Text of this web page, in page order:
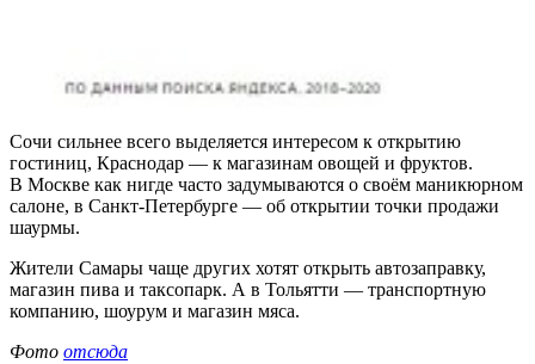
Сочи сильнее всего выделяется интересом к открытию
гостиниц, Краснодар — к магазинам овощей и фруктов.
В Москве как нигде часто задумываются о своём маникюрном
салоне, в Санкт-Петербурге — об открытии точки продажи
шаурмы.
Жители Самары чаще других хотят открыть автозаправку,
магазин пива и таксопарк. А в Тольятти — транспортную
компанию, шоурум и магазин мяса.
Фото отсюда